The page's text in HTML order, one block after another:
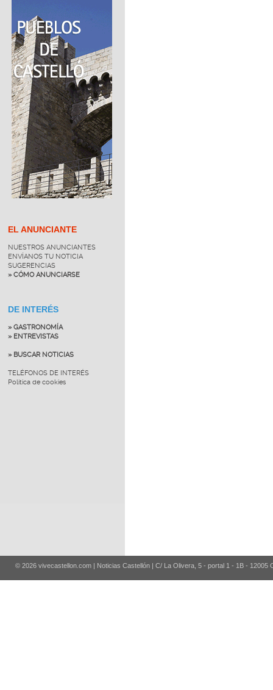
EL ANUNCIANTE
NUESTROS ANUNCIANTES
ENVÍANOS TU NOTICIA
SUGERENCIAS
» CÓMO ANUNCIARSE
DE INTERÉS
» GASTRONOMÍA
» ENTREVISTAS
» BUSCAR NOTICIAS
TELÉFONOS DE INTERÉS
Política de cookies
© 2026 vivecastellon.com | Noticias Castellón | C/ La Olivera, 5 - portal 1 - 1B - 12005